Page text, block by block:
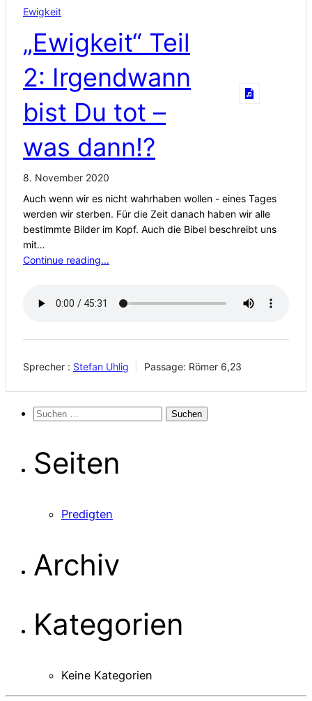
Ewigkeit
„Ewigkeit“ Teil
2: Irgendwann
bist Du tot –
was dann!?
8. November 2020
Auch wenn wir es nicht wahrhaben wollen - eines Tages
werden wir sterben. Für die Zeit danach haben wir alle
bestimmte Bilder im Kopf. Auch die Bibel beschreibt uns
mit…
Continue reading...
Sprecher : Stefan Uhlig Passage: Römer 6,23
Suchen
Seiten
Predigten
Archiv
Kategorien
Keine Kategorien